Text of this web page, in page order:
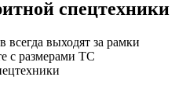
спецтехники
всегда выходят за рамки
с размерами ТС